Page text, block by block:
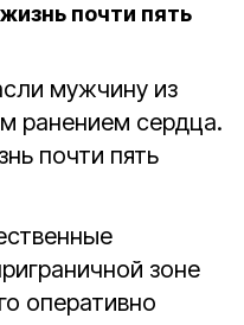
почти пять
мужчину из
ранением сердца.
почти пять
зоне
оперативно